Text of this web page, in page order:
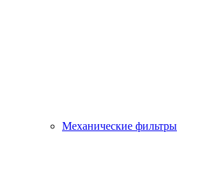
Механические фильтры